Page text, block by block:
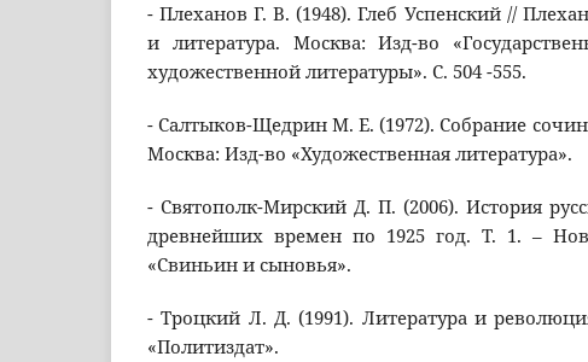
- Плеханов Г. В. (1948). Глеб Успенский //
и литература. Москва: Изд-во
художественной литературы». С. 504 -555.
- Салтыков-Щедрин М. Е. (1972). Собрание
Москва: Изд-во «Художественная литература».
- Святополк-Мирский Д. П. (2006). История
древнейших времен по 1925 год. Т. 1. –
«Свиньин и сыновья».
- Троцкий Л. Д. (1991). Литература и
«Политиздат».